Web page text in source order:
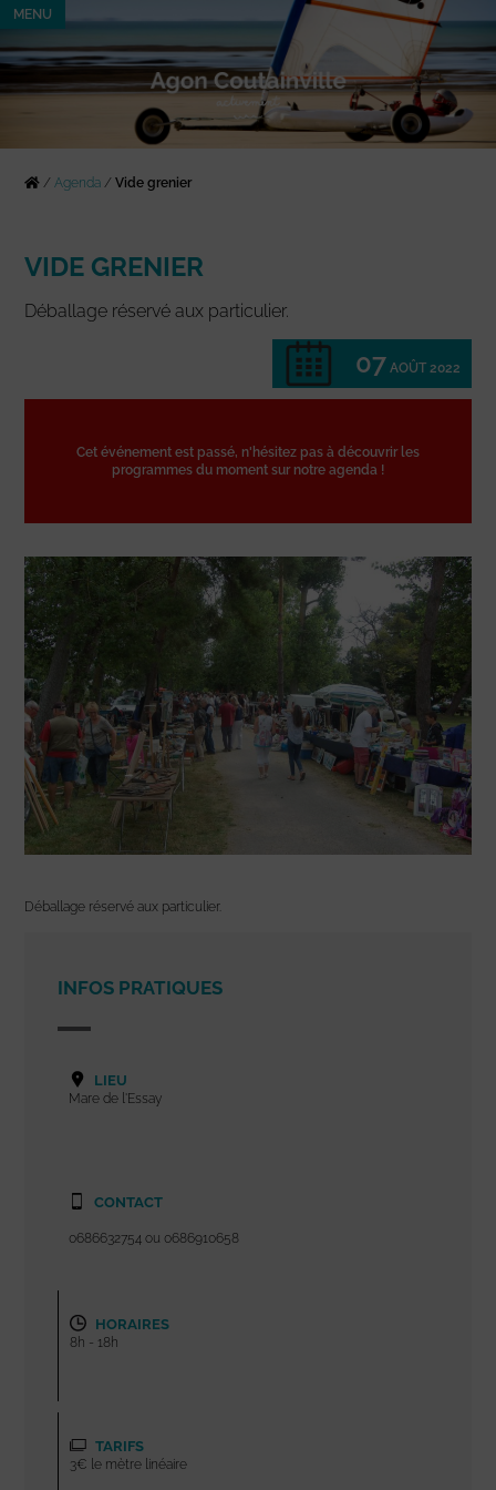
MENU
/Agenda /Vide grenier
VIDE GRENIER
Déballage réservé aux particulier.
07 AOÛT 2022
Cet événement est passé, n'hésitez pas à découvrir les
programmes du moment sur notre agenda !
Déballage réservé aux particulier.
INFOS PRATIQUES
LIEU
Mare de l'Essay
CONTACT
0686632754 ou 0686910658
HORAIRES
8h - 18h
TARIFS
3€ le mètre linéaire